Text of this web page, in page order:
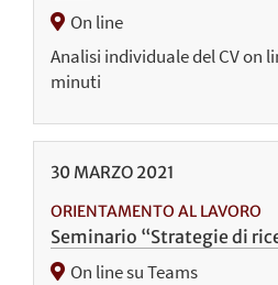
On line
Analisi individuale del CV on
minuti
30 MARZO 2021
ORIENTAMENTO AL LAVORO
Seminario “Strategie di
On line su Teams